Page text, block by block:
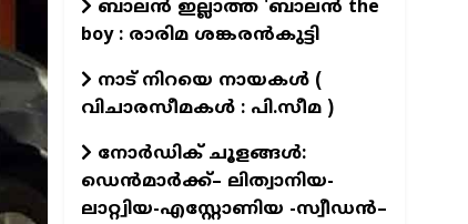
ബാലൻ ഇല്ലാത്ത 'ബാലൻ the
boy : രാരിമ ശങ്കരൻകുട്ടി
നാട് നിറയെ നായകൾ (
വിചാരസീമകൾ : പി.സീമ )
നോർഡിക് ചൂളങ്ങൾ:
ഡെൻമാർക്ക്– ലിത്വാനിയ-
ലാറ്റ്വിയ-എസ്റ്റോണിയ -സ്വീഡൻ–